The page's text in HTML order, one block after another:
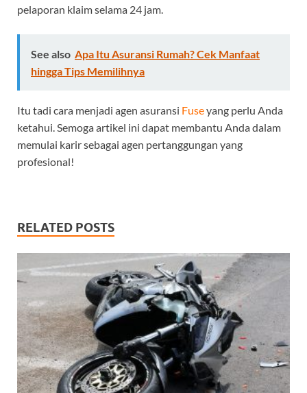
pelaporan klaim selama 24 jam.
See also Apa Itu Asuransi Rumah? Cek Manfaat
hingga Tips Memilihnya
Itu tadi cara menjadi agen asuransi Fuseyang perlu Anda
ketahui. Semoga artikel ini dapat membantu Anda dalam
memulai karir sebagai agen pertanggungan yang
profesional!
RELATED POSTS